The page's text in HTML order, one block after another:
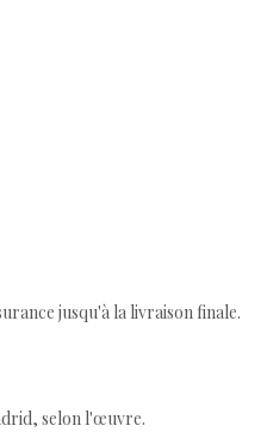
jusqu'à la livraison finale.
selon l'œuvre.